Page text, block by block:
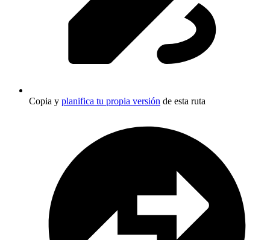
Copia y planifica tu propia versión de esta ruta